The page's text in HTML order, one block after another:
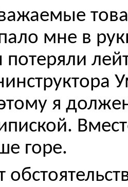
мне в
я
горе.